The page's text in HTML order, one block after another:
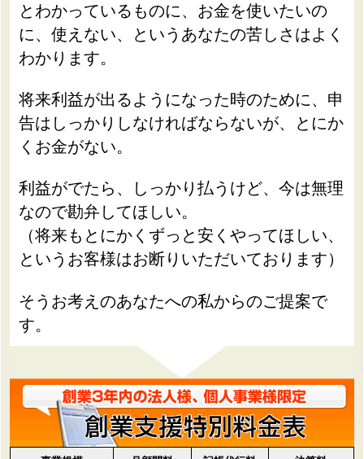
とわかっているものに、お金を使いたいの
に、使えない、というあなたの苦しさはよく
わかります。
将来利益が出るようになった時のために、申
告はしっかりしなければならないが、とにか
くお金がない。
利益がでたら、しっかり払うけど、今は無理
なので勘弁してほしい。
（将来もとにかくずっと安くやってほしい、
というお客様はお断りいただいております）
そうお考えのあなたへの私からのご提案で
す。